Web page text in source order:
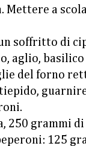
Mettere a
soffritto di
aglio, basilico
del forno
guarnire
grammi di
125